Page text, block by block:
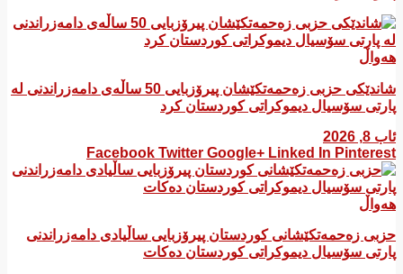
هەواڵ
شاندێکی حزبی زەحمەتکێشان پیرۆزبایی 50 ساڵەی دامەزراندنی لە
پارتی سۆسیال دیموکراتی کوردستان کرد
ئاب 8, 2026
Facebook Twitter Google+ Linked In Pinterest
هەواڵ
​حزبی زەحمەتکێشانی کوردستان پیرۆزبایی ساڵیادی دامەزراندنی
پارتی سۆسیال دیموکراتی کوردستان دەکات